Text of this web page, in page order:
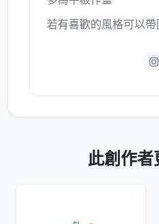
若有喜歡的風格可以帶
此創作者